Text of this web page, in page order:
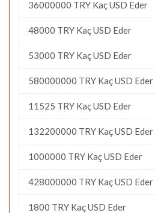
36000000 TRY Kaç USD Eder
48000 TRY Kaç USD Eder
53000 TRY Kaç USD Eder
580000000 TRY Kaç USD Eder
11525 TRY Kaç USD Eder
132200000 TRY Kaç USD Eder
1000000 TRY Kaç USD Eder
428000000 TRY Kaç USD Eder
1800 TRY Kaç USD Eder